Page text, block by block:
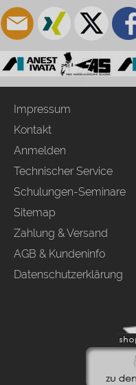
Impressum
Kontakt
Anmelden
Technischer Service
Schulungen-Seminare
Sitemap
Zahlung & Versand
AGB & Kundeninfo
Datenschutzerklärung